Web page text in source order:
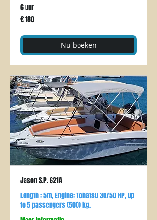
6 uur
180
euro
€ 180
Nu boeken
Jason S.P. 621A
Length : 5m, Engine: Tohatsu 30/50 HP, Up
to 5 passengers (500) kg.